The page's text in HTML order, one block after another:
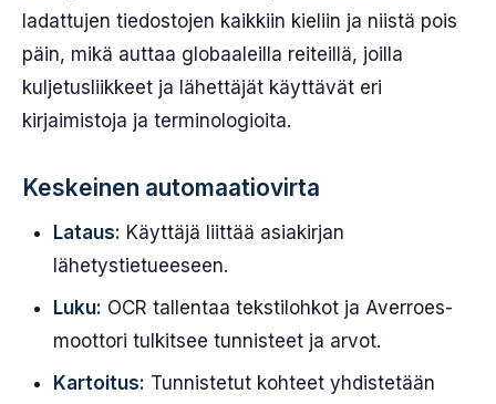
ladattujen tiedostojen kaikkiin kieliin ja niistä pois
päin, mikä auttaa globaaleilla reiteillä, joilla
kuljetusliikkeet ja lähettäjät käyttävät eri
kirjaimistoja ja terminologioita.
Keskeinen automaatiovirta
Lataus: Käyttäjä liittää asiakirjan
lähetystietueeseen.
Luku: OCR tallentaa tekstilohkot ja Averroes-
moottori tulkitsee tunnisteet ja arvot.
Kartoitus: Tunnistetut kohteet yhdistetään